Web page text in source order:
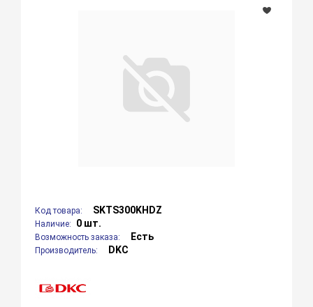
Код товара: SKTS300KHDZ
Наличие: 0 шт.
Возможность заказа: Есть
Производитель: DKC